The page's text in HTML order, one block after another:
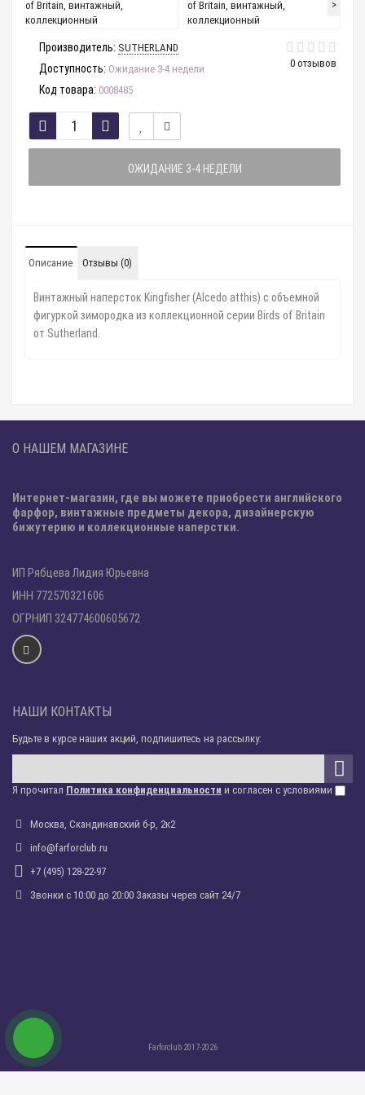
>
0 отзывов
Производитель: SUTHERLAND
Доступность: Ожидание 3-4 недели
Код товара: 0008485
ОЖИДАНИЕ 3-4 НЕДЕЛИ
Описание Отзывы (0)
Винтажный наперсток Kingfisher (Alcedo atthis) с объемной
фигуркой зимородка из коллекционной серии Birds of Britain
от Sutherland.
О НАШЕМ МАГАЗИНЕ
Интернет-магазин, где вы можете приобрести английского
фарфор, винтажные предметы декора, дизайнерскую
бижутерию и коллекционные наперстки.
ИП Рябцева Лидия Юрьевна
ИНН 772570321606
ОГРНИП 324774600605672
НАШИ КОНТАКТЫ
Будьте в курсе наших акций, подпишитесь на рассылку:
Я прочитал Политика конфиденциальности и согласен с условиями
Москва, Скандинавский б-р, 2к2
info@farforclub.ru
+7 (495) 128-22-97
Звонки c 10:00 до 20:00 Заказы через сайт 24/7
Farforclub 2017-2026